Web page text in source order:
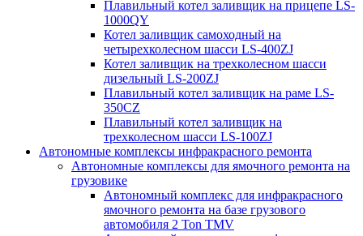
Плавильный котел заливщик на прицепе LS-
1000QY
Котел заливщик самоходный на
четырехколесном шасси LS-400ZJ
Котел заливщик на трехколесном шасси
дизельный LS-200ZJ
Плавильный котел заливщик на раме LS-
350CZ
Плавильный котел заливщик на
трехколесном шасси LS-100ZJ
Автономные комплексы инфракрасного ремонта
Автономные комплексы для ямочного ремонта на
грузовике
Автономный комплекс для инфракрасного
ямочного ремонта на базе грузового
автомобиля 2 Ton TMV